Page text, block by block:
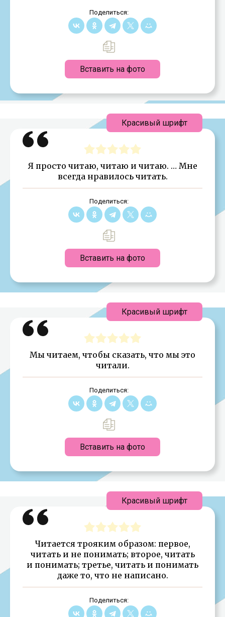
Поделиться:
Вставить на фото
Я просто читаю, читаю и читаю. … Мне
всегда нравилось читать.
Поделиться:
Вставить на фото
Красивый шрифт
Мы читаем, чтобы сказать, что мы это
читали.
Поделиться:
Вставить на фото
Красивый шрифт
Читается трояким образом: первое,
читать и не понимать; второе, читать
и понимать; третье, читать и понимать
даже то, что не написано.
Поделиться:
Красивый шрифт